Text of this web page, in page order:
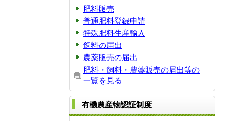
肥料販売
普通肥料登録申請
特殊肥料生産輸入
飼料の届出
農薬販売の届出
肥料・飼料・農薬販売の届出等の
一覧を見る
有機農産物認証制度